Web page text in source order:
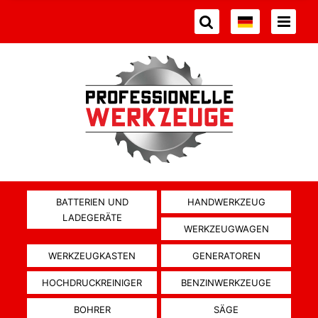
BATTERIEN UND
LADEGERÄTE
HANDWERKZEUG
WERKZEUGWAGEN
WERKZEUGKASTEN GENERATOREN
HOCHDRUCKREINIGER BENZINWERKZEUGE
BOHRER SÄGE